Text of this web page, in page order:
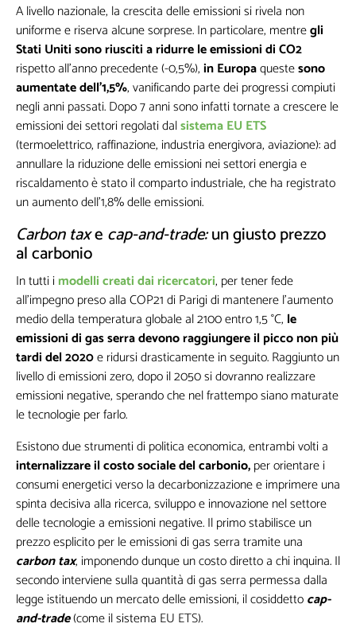
A livello nazionale, la crescita delle emissioni si rivela non
uniforme e riserva alcune sorprese. In particolare, mentregli
Stati Uniti sono riusciti a ridurre le emissioni di CO2
rispetto all’anno precedente (-0,5%),in Europaquestesono
aumentate dell’1,5%, vanificando parte dei progressi compiuti
negli anni passati. Dopo 7 anni sono infatti tornate a crescere le
emissioni dei settori regolati dalsistema EU ETS
(termoelettrico, raffinazione, industria energivora, aviazione): ad
annullare la riduzione delle emissioni nei settori energia e
riscaldamento è stato il comparto industriale, che ha registrato
un aumento dell’1,8% delle emissioni.
Carbon taxe cap-and-trade:un giusto prezzo
al carbonio
In tutti imodelli creati dai ricercatori, per tener fede
all'impegno preso alla COP21 di Parigi di mantenere l'aumento
medio della temperatura globale al 2100 entro 1,5 °C, le
emissioni di gas serra devono raggiungere il picco non più
tardi del 2020e ridursi drasticamente in seguito. Raggiunto un
livello di emissioni zero, dopo il 2050 si dovranno realizzare
emissioni negative, sperando che nel frattempo siano maturate
le tecnologie per farlo.
Esistono due strumenti di politica economica, entrambi volti a
internalizzare il costo sociale del carbonio,per orientare i
consumi energetici verso la decarbonizzazione e imprimere una
spinta decisiva alla ricerca, sviluppo e innovazione nel settore
delle tecnologie a emissioni negative. Il primo stabilisce un
prezzo esplicito per le emissioni di gas serra tramite una
carbon tax, imponendo dunque un costo diretto a chi inquina. Il
secondo interviene sulla quantità di gas serra permessa dalla
legge istituendo un mercato delle emissioni, il cosiddettocap-
and-trade(come il sistema EU ETS).